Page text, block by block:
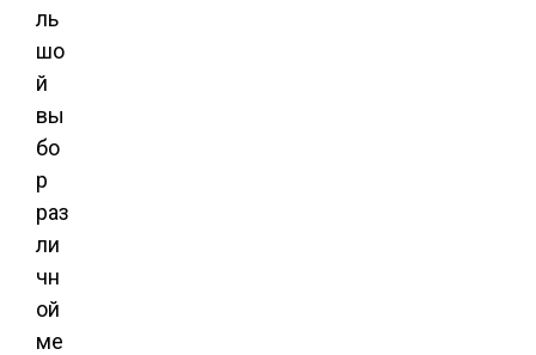
ль
шо
й
вы
бо
р
раз
ли
чн
ой
ме